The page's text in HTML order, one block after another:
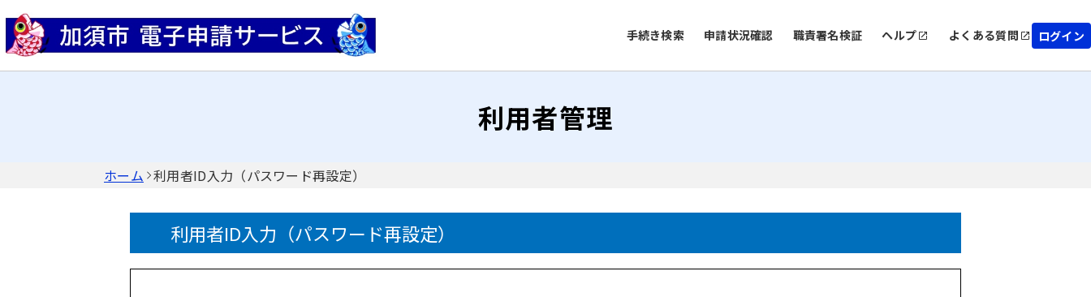
手続き検索 申請状況確認 職責署名検証 ヘルプ よくある質問 ログイン
利用者管理
ホーム 利用者ID入力（パスワード再設定）
利用者ID入力（パスワード再設定）